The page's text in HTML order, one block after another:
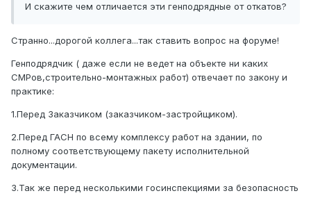
И скажите чем отличается эти генподрядные от откатов?
Странно...дорогой коллега...так ставить вопрос на форуме!
Генподрядчик ( даже если не ведет на объекте ни каких
СМРов,строительно-монтажных работ) отвечает по закону и
практике:
1.Перед Заказчиком (заказчиком-застройщиком).
2.Перед ГАСН по всему комплексу работ на здании, по
полному соответствующему пакету исполнительной
документации.
3.Так же перед несколькими госинспекциями за безопасность